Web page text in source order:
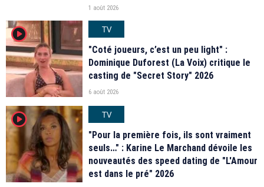
1 août 2026
player2
TV
"Coté joueurs, c’est un peu light" :
Dominique Duforest (La Voix) critique le
casting de "Secret Story" 2026
6 août 2026
player2
TV
"Pour la première fois, ils sont vraiment
seuls…" : Karine Le Marchand dévoile les
nouveautés des speed dating de "L'Amour
est dans le pré" 2026